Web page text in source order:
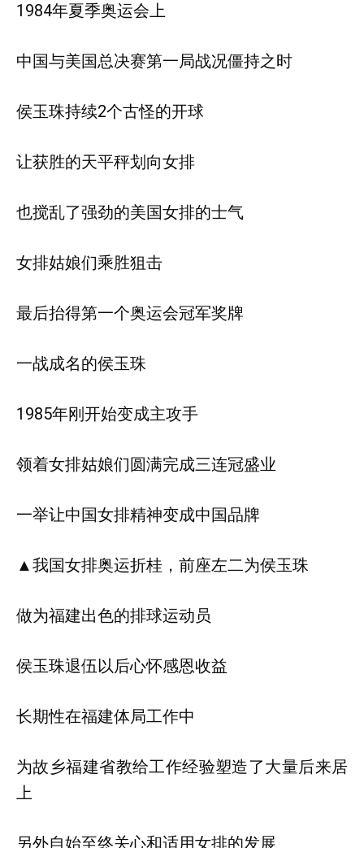
1984年夏季奥运会上
中国与美国总决赛第一局战况僵持之时
侯玉珠持续2个古怪的开球
让获胜的天平秤划向女排
也搅乱了强劲的美国女排的士气
女排姑娘们乘胜狙击
最后抬得第一个奥运会冠军奖牌
一战成名的侯玉珠
1985年刚开始变成主攻手
领着女排姑娘们圆满完成三连冠盛业
一举让中国女排精神变成中国品牌
▲我国女排奥运折桂，前座左二为侯玉珠
做为福建出色的排球运动员
侯玉珠退伍以后心怀感恩收益
长期性在福建体局工作中
为故乡福建省教给工作经验塑造了大量后来居
上
另外自始至终关心和适用女排的发展